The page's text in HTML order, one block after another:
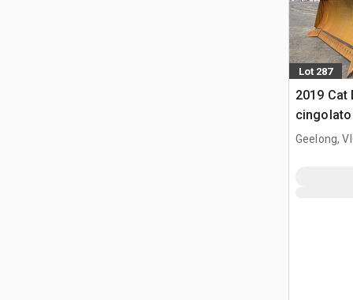
Lot 287
2019 Cat
cingolato
Geelong,